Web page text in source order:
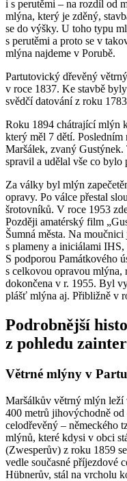
i s perutěmi – na rozdíl od
mlýna, který je zděný,
se do výšky. U toho typu
s perutěmi a proto se v
mlýna najdeme v Porubě.
Partutovický dřevěný
v roce 1837. Ke stavbě
svědčí datování z roku
Roku 1894 chátrající mlýn
který měl 7 dětí.
Maršálek, zvaný
spravil a udělal vše co bylo
Za války byl mlýn
opravy. Po válce přestal
šrotovníků. V roce 1953
Později amatérský film
Šumná města. Na
s plameny a iniciálami IHS,
S podporou Památkového
s celkovou opravou mlýna,
dokončena v r. 1955. Byl
plášť mlýna aj. Přibližně v
Podrobnější
z pohledu
Větrné mlýny v
Maršálkův větrný mlýn leží
400 metrů jihovýchodně od
celodřevěný – německého
mlýnů, které kdysi v obci
(Zwesperův) z roku 1859
vedle současné příjezdové
Hübnerův, stál na vrcholu